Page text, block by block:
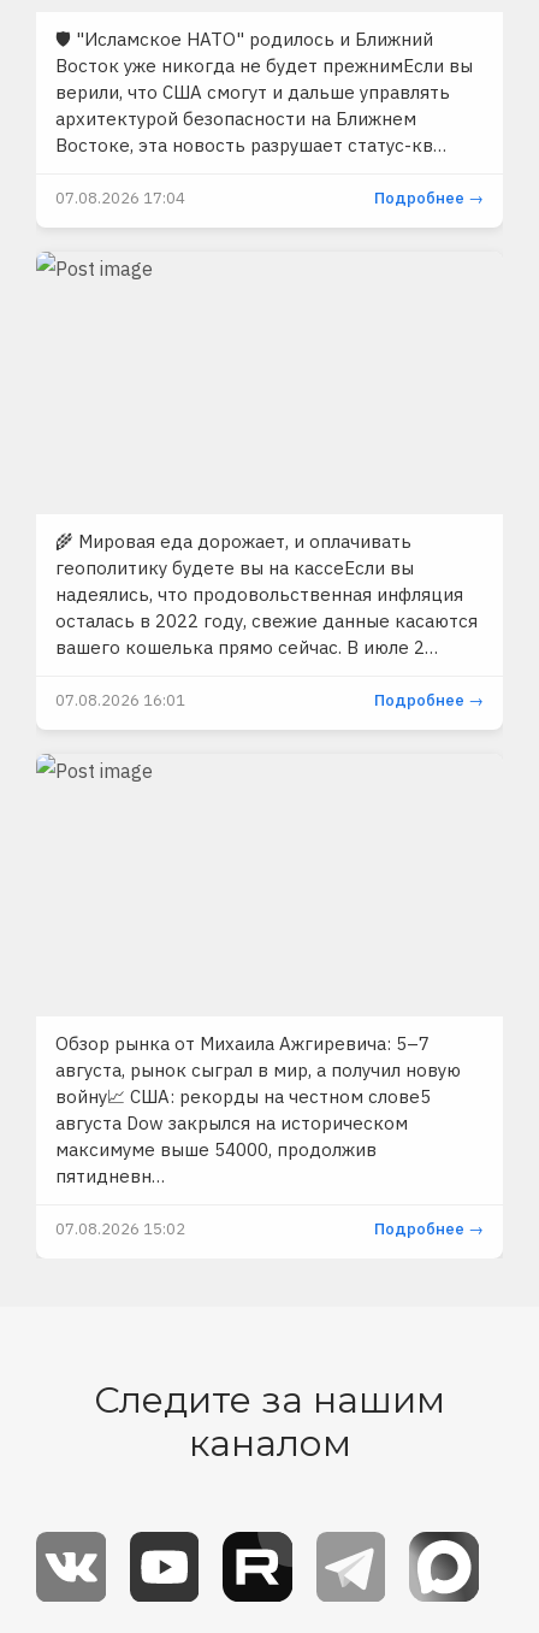
🛡 "Исламское НАТО" родилось и Ближний
Восток уже никогда не будет прежнимЕсли вы
верили, что США смогут и дальше управлять
архитектурой безопасности на Ближнем
Востоке, эта новость разрушает статус-кв…
07.08.2026 17:04 Подробнее →
🌾 Мировая еда дорожает, и оплачивать
геополитику будете вы на кассеЕсли вы
надеялись, что продовольственная инфляция
осталась в 2022 году, свежие данные касаются
вашего кошелька прямо сейчас. В июле 2…
07.08.2026 16:01 Подробнее →
Обзор рынка от Михаила Ажгиревича: 5–7
августа, рынок сыграл в мир, а получил новую
войну📈 США: рекорды на честном слове5
августа Dow закрылся на историческом
максимуме выше 54000, продолжив
пятидневн…
07.08.2026 15:02 Подробнее →
Следите за нашим
каналом